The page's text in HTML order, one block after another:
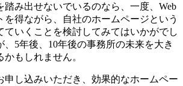
踏み出せないでいるのなら、一度、Web
を得ながら、自社のホームページという
ていくことを検討してみてはいかがでし
、5年後、10年後の事務所の未来を大き
もしれません。
申し込みいただき、効果的なホームペー